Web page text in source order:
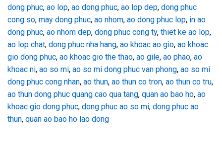
dong phuc, ao lop, ao dong phuc, ao lop dep, dong phuc
cong so, may dong phuc, ao nhom, ao dong phuc lop, in ao
dong phuc, ao nhom dep, dong phuc cong ty, thiet ke ao lop,
ao lop chat, dong phuc nha hang, ao khoac ao gio, ao khoac
gio dong phuc, ao khoac gio the thao, ao gile, ao phao, ao
khoac ni, ao so mi, ao so mi dong phuc van phong, ao so mi
dong phuc cong nhan, ao thun, ao thun co tron, ao thun co tru,
ao thun dong phuc quang cao qua tang, quan ao bao ho, ao
khoac gio dong phuc, dong phuc ao so mi, dong phuc ao
thun, quan ao bao ho lao dong